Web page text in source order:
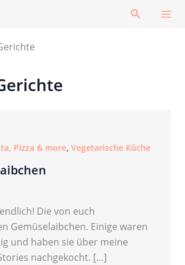
Suchen
Pizza & more, Vegetarische Küche
Die von euch
Gemüselaibchen. Einige waren
und haben sie über meine
nachgekocht. […]